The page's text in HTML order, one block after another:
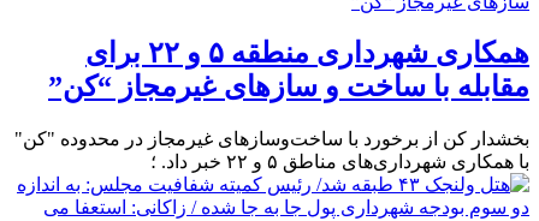
همکاری شهرداری منطقه ۵ و ۲۲ برای
مقابله با ساخت و سازهای غیرمجاز “کن”
بخشدار کن از برخورد با ساخت‌وسازهای غیرمجاز در محدوده "کن"
با همکاری شهرداری‌های مناطق ۵ و ۲۲ خبر داد. ؛